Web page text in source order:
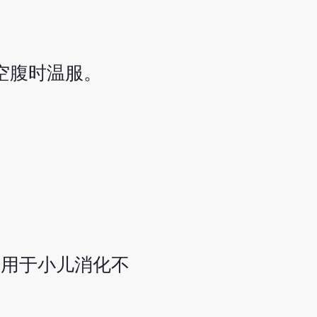
时温服。
于小儿消化不